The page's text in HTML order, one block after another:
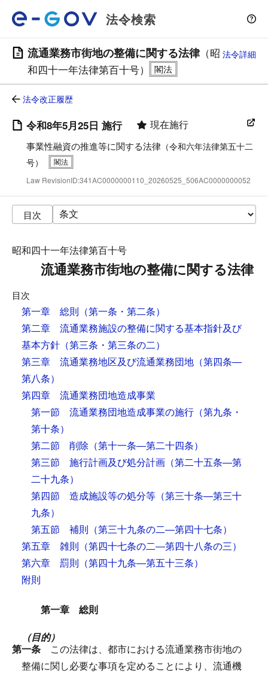
法令検索
流通業務市街地の整備に関する法律（昭
和四十一年法律第百十号）
法令詳細
法令改正履歴
令和8年5月25日 施行 現在施行
事業性融資の推進等に関する法律 （令和六年法律第五十二
号）
Law RevisionID:341AC0000000110_20260525_506AC0000000052
目次
昭和四十一年法律第百十号
流通業務市街地の整備に関する法律
目次
第一章 総則 （第一条・第二条）
第二章 流通業務施設の整備に関する基本指針及び
基本方針 （第三条・第三条の二）
第三章 流通業務地区及び流通業務団地 （第四条―
第八条）
第四章 流通業務団地造成事業
第一節 流通業務団地造成事業の施行 （第九条・
第十条）
第二節 削除 （第十一条―第二十四条）
第三節 施行計画及び処分計画 （第二十五条―第
二十九条）
第四節 造成施設等の処分等 （第三十条―第三十
九条）
第五節 補則 （第三十九条の二―第四十七条）
第五章 雑則 （第四十七条の二―第四十八条の三）
第六章 罰則 （第四十九条―第五十三条）
附則
第一章 総則
（目的）
第一条 この法律は、都市における流通業務市街地の
整備に関し必要な事項を定めることにより、流通機